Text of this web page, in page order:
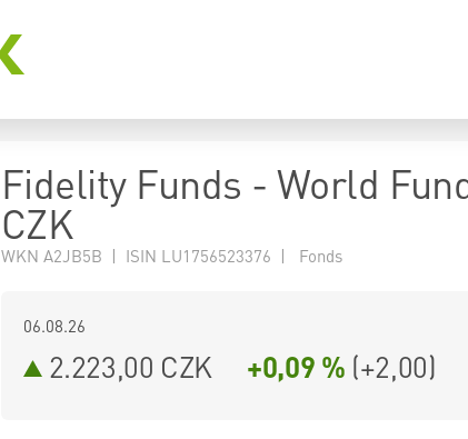
Fidelity Funds - World
CZK
WKN A2JB5B | ISIN LU1756523376 | Fonds
06.08.26
2.223,00 CZK +0,09 % (+2,00)